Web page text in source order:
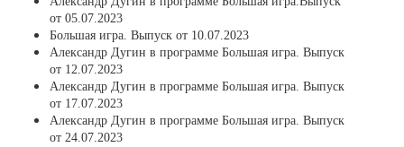
от 05.07.2023
Большая игра. Выпуск от 10.07.2023
Александр Дугин в программе Большая игра. Выпуск
от 12.07.2023
Александр Дугин в программе Большая игра. Выпуск
от 17.07.2023
Александр Дугин в программе Большая игра. Выпуск
от 24.07.2023